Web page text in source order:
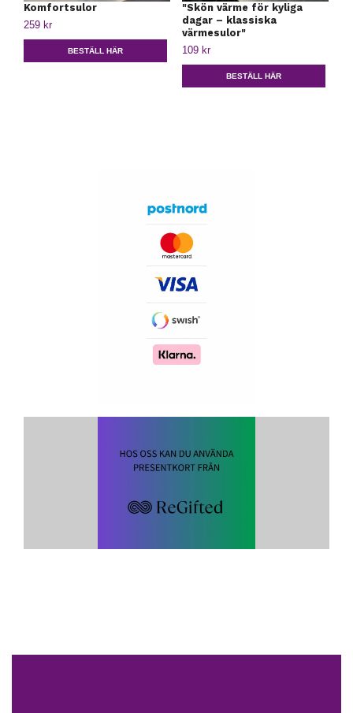
Komfortsulor
259 kr
BESTÄLL HÄR
"Skön värme för kyliga
dagar – klassiska
värmesulor"
109 kr
BESTÄLL HÄR